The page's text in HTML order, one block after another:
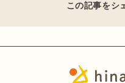
この記事をシ